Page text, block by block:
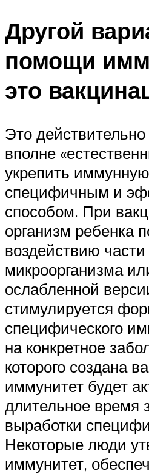
Другой
помощи
это
Это
вполне
укрепить
специфичным и
способом. При
организм ребенка
воздействию части
микроорганизма
ослабленной
стимулируется
специфического
на конкретное
которого создана
иммунитет будет
длительное время
выработки
Некоторые люди
иммунитет,